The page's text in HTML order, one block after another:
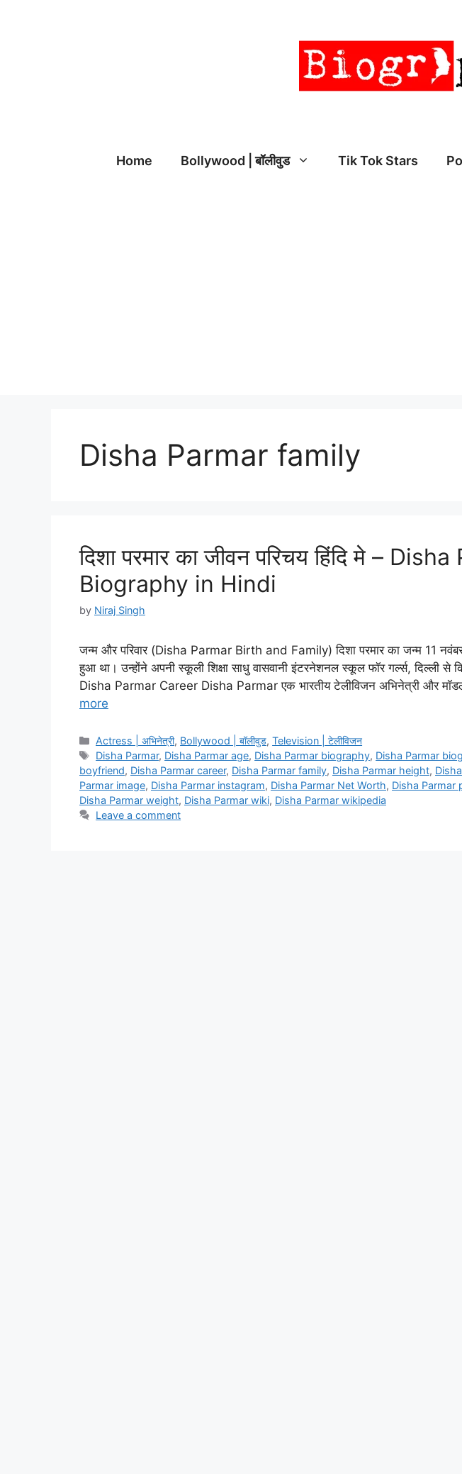
Home Bollywood | बॉलीवुड Tik Tok Stars
Disha Parmar family
दिशा परमार का जीवन परिचय हिंदि मे –
Biography in Hindi
by Niraj Singh
जन्म और परिवार (Disha Parmar Birth and Family) दिशा परमार का जन्म 11
हुआ था। उन्होंने अपनी स्कूली शिक्षा साधु वासवानी इंटरनेशनल स्कूल फॉर गर्ल्स, दिल्ली से
Disha Parmar Career Disha Parmar एक भारतीय टेलीविजन अभिनेत्री और
more
Categories
Actress | अभिनेत्री, Bollywood | बॉलीवुड,Television | टेलीविजन
Tags
Disha Parmar, Disha Parmar age, Disha Parmar biography, Disha Parmar
boyfriend, Disha Parmar career, Disha Parmar family, Disha Parmar height,
Parmar image, Disha Parmar instagram, Disha Parmar Net Worth, Disha Parmar
Disha Parmar weight, Disha Parmar wiki, Disha Parmar wikipedia
Leave a comment